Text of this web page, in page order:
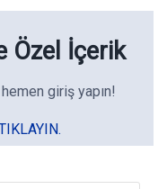
Özel İçerik
hemen giriş yapın!